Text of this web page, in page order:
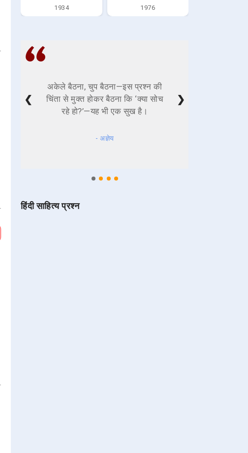
1934
1976
अकेले बैठना, चुप बैठना—इस प्रश्न की
चिंता से मुक्त होकर बैठना कि ‘क्या सोच
रहे हो?’—यह भी एक सुख है।
- अज्ञेय
❮ ❯
हिंदी साहित्य प्रश्न